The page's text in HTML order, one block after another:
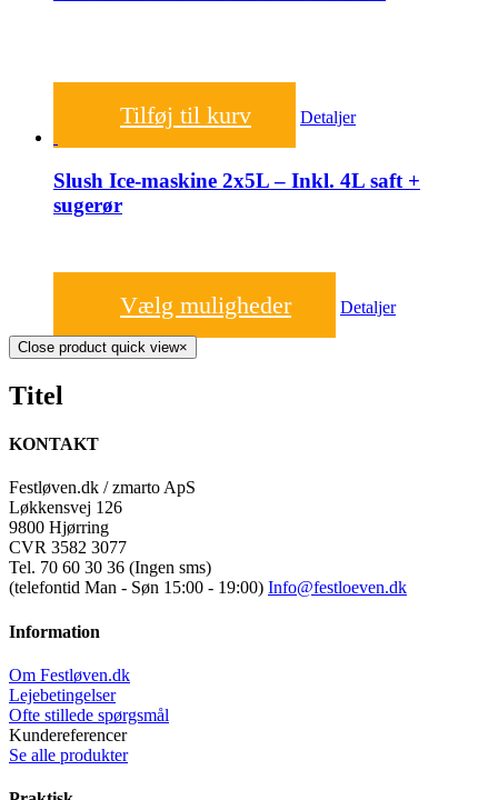
Tilføj til kurv Detaljer
Slush Ice-maskine 2x5L – Inkl. 4L saft +
sugerør
Vælg muligheder Detaljer
Close product quick view×
Titel
KONTAKT
Festløven.dk / zmarto ApS
Løkkensvej 126
9800 Hjørring
CVR 3582 3077
Tel. 70 60 30 36 (Ingen sms)
(telefontid Man - Søn 15:00 - 19:00) Info@festloeven.dk
Information
Om Festløven.dk
Lejebetingelser
Ofte stillede spørgsmål
Kundereferencer
Se alle produkter